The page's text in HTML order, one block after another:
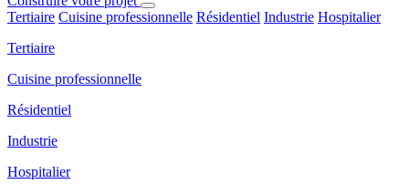
Tertiaire Cuisine professionnelle Résidentiel Industrie Hospitalier
Tertiaire
Cuisine professionnelle
Résidentiel
Industrie
Hospitalier